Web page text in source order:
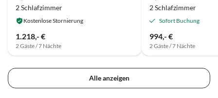
2 Schlafzimmer
Kostenlose Stornierung
1.218,- €
2 Gäste / 7 Nächte
2 Schlafzimmer
Sofort Buchung
994,- €
2 Gäste / 7 Nächte
Alle anzeigen